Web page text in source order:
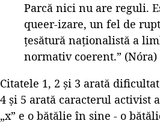
Parcă nici nu are reguli.
queer-izare, un fel de
țesătură naționalistă a
normativ coerent.” (Nóra)
Citatele 1, 2 și 3 arată
4 și 5 arată caracterul activist
„x” e o bătălie în sine - o